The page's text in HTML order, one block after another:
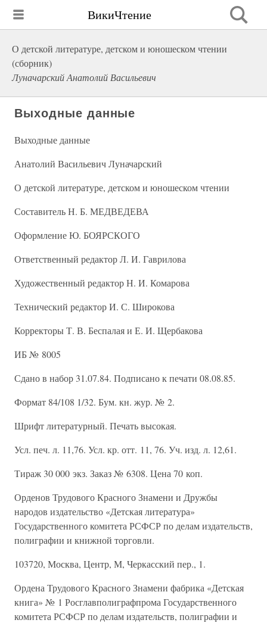
ВикиЧтение
О детской литературе, детском и юношеском чтении
(сборник)
Луначарский Анатолий Васильевич
Выходные данные
Выходные данные
Анатолий Васильевич Луначарский
О детской литературе, детском и юношеском чтении
Составитель Н. Б. МЕДВЕДЕВА
Оформление Ю. БОЯРСКОГО
Ответственный редактор Л. И. Гаврилова
Художественный редактор Н. И. Комарова
Технический редактор И. С. Широкова
Корректоры Т. В. Беспалая и Е. И. Щербакова
ИБ № 8005
Сдано в набор 31.07.84. Подписано к печати 08.08.85.
Формат 84/108 1/32. Бум. кн. жур. № 2.
Шрифт литературный. Печать высокая.
Усл. печ. л. 11,76. Усл. кр. отт. 11, 76. Уч. изд. л. 12,61.
Тираж 30 000 экз. Заказ № 6308. Цена 70 коп.
Орденов Трудового Красного Знамени и Дружбы
народов издательство «Детская литература»
Государственного комитета РСФСР по делам издательств,
полиграфии и книжной торговли.
103720, Москва, Центр, М, Черкасский пер., 1.
Ордена Трудового Красного Знамени фабрика «Детская
книга» № 1 Росглавполиграфпрома Государственного
комитета РСФСР по делам издательств, полиграфии и